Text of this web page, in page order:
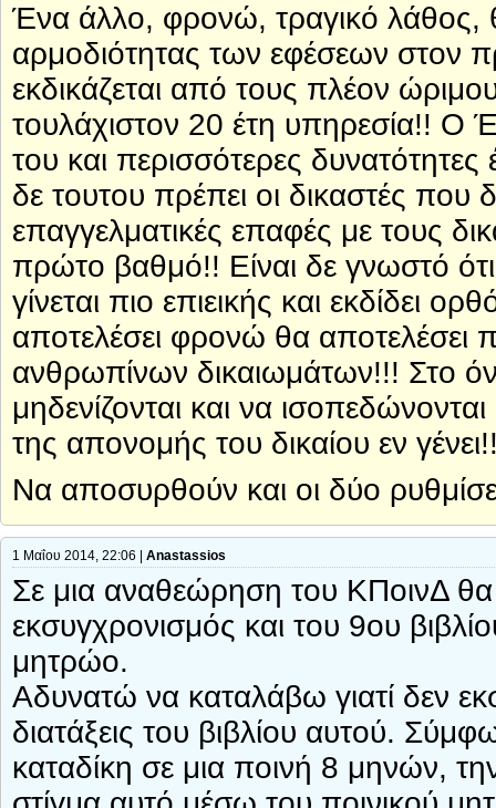
Ένα άλλο, φρονώ, τραγικό λάθος,
αρμοδιότητας των εφέσεων στον
εκδικάζεται από τους πλέον
τουλάχιστον 20 έτη υπηρεσία!! Ο
του και περισσότερες
δε τουτου πρέπει οι δικαστές που
επαγγελματικές επαφές με τους
πρώτο βαθμό!! Είναι δε γνωστό
γίνεται πιο επιεικής και εκδίδει
αποτελέσει φρονώ θα
ανθρωπίνων δικαιωμάτων!!! Στο
μηδενίζονται και να
της απονομής του δικαίου εν
Να αποσυρθούν και οι δύο
1 Μαΐου 2014, 22:06 | Anastassios
Σε μια αναθεώρηση του ΚΠοινΔ θα
εκσυγχρονισμός και του 9ου
μητρώο.
Αδυνατώ να καταλάβω γιατί δεν
διατάξεις του βιβλίου αυτού.
καταδίκη σε μια ποινή 8 μηνών,